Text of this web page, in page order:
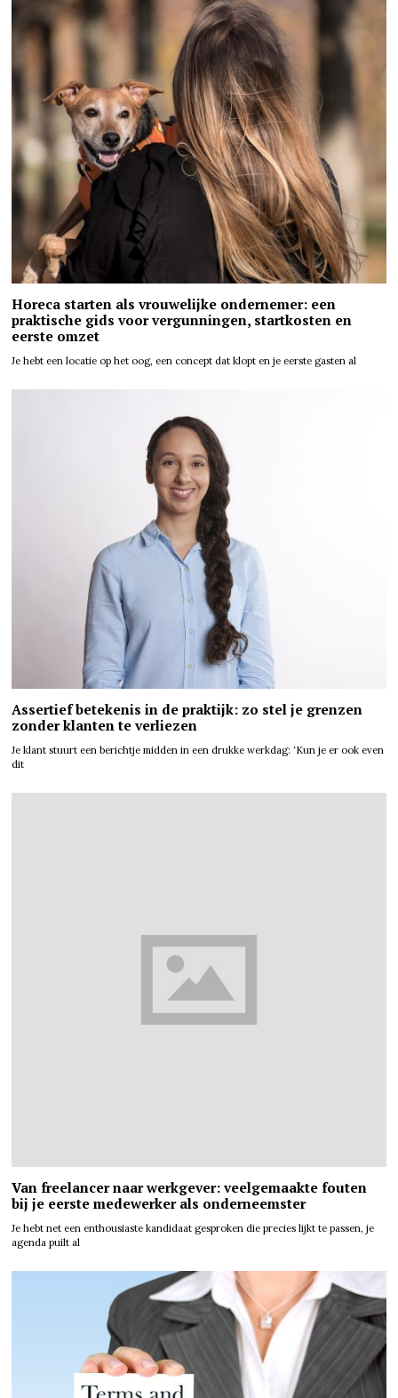
Horeca starten als vrouwelijke ondernemer: een
praktische gids voor vergunningen, startkosten en
eerste omzet
Je hebt een locatie op het oog, een concept dat klopt en je eerste gasten al
Assertief betekenis in de praktijk: zo stel je grenzen
zonder klanten te verliezen
Je klant stuurt een berichtje midden in een drukke werkdag: ‘Kun je er ook even
dit
Van freelancer naar werkgever: veelgemaakte fouten
bij je eerste medewerker als onderneemster
Je hebt net een enthousiaste kandidaat gesproken die precies lijkt te passen, je
agenda puilt al